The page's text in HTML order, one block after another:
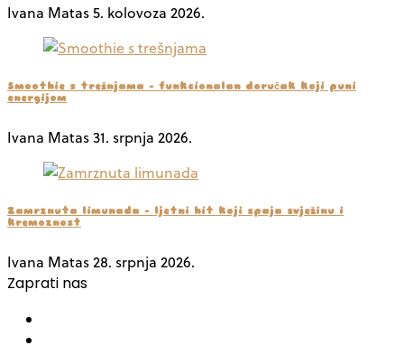
Ivana Matas5. kolovoza 2026.
Smoothie s trešnjama – funkcionalan doručak koji puni
energijom
Ivana Matas31. srpnja 2026.
Zamrznuta limunada – ljetni hit koji spaja svježinu i
kremoznost
Ivana Matas28. srpnja 2026.
Zaprati nas